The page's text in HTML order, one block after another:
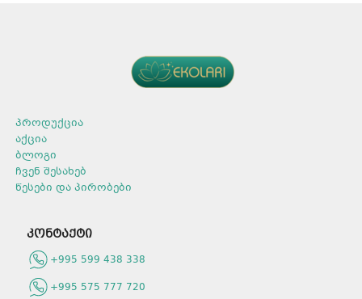
პროდუქცია
აქცია
ბლოგი
ჩვენ შესახებ
წესები და პირობები
კონტაქტი
+995 599 438 338
+995 575 777 720